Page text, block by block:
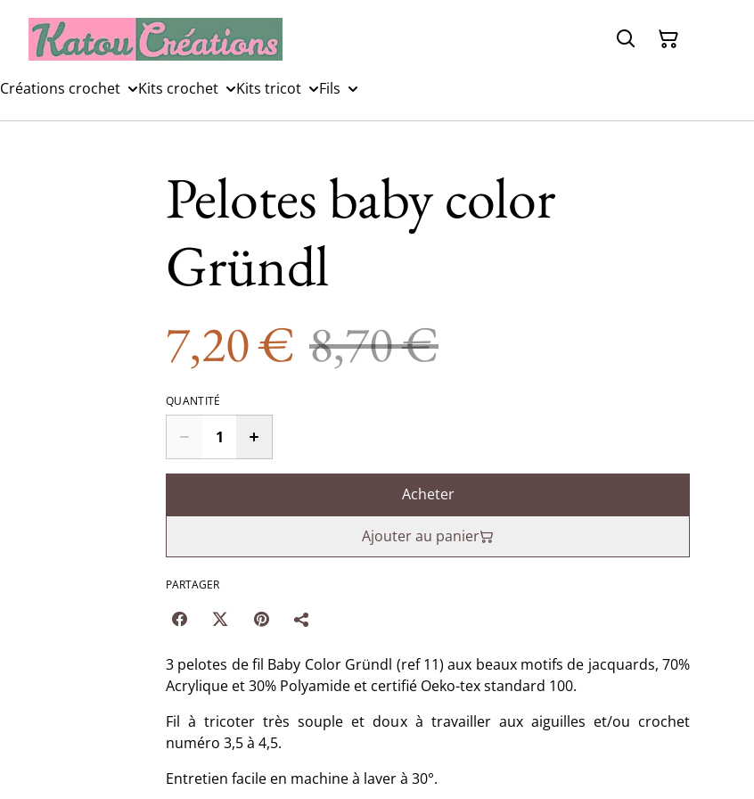
Créations crochet Kits crochet Kits tricot Fils
Pelotes baby color
Gründl
7,20 € 8,70 €
QUANTITÉ
Acheter
Ajouter au panier
PARTAGER
3 pelotes de fil Baby Color Gründl (ref 11) aux beaux motifs de jacquards, 70%
Acrylique et 30% Polyamide et certifié Oeko-tex standard 100.
Fil à tricoter très souple et doux à travailler aux aiguilles et/ou crochet
numéro 3,5 à 4,5.
Entretien facile en machine à laver à 30°.